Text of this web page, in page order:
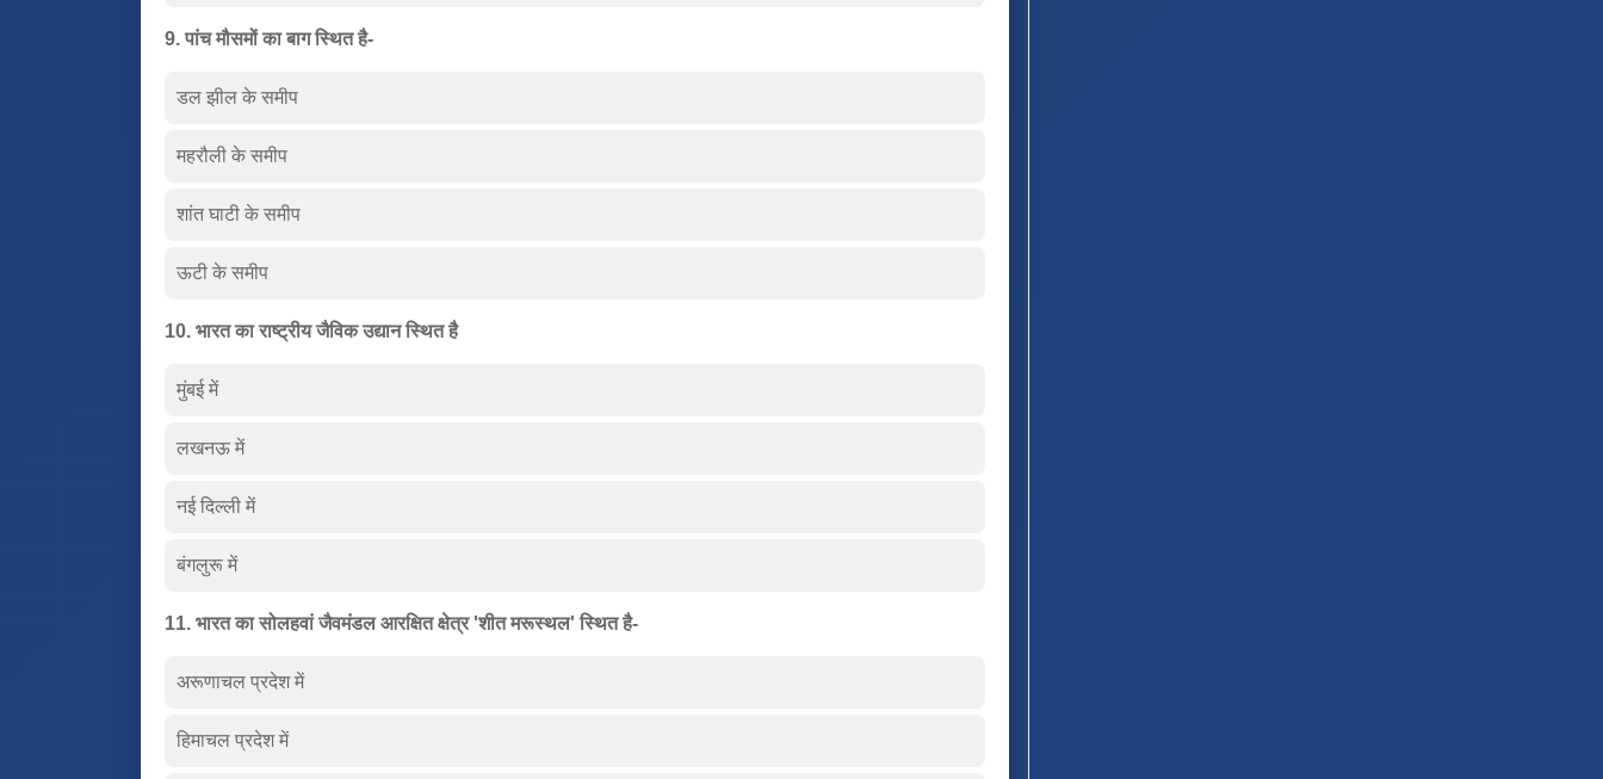
9. पांच मौसमों का बाग स्थित है-
डल झील के समीप
महरौली के समीप
शांत घाटी के समीप
ऊटी के समीप
10. भारत का राष्ट्रीय जैविक उद्यान स्थित है
मुंबई में
लखनऊ में
नई दिल्ली में
बंगलुरू में
11. भारत का सोलहवां जैवमंडल आरक्षित क्षेत्र 'शीत मरूस्थल' स्थित है-
अरूणाचल प्रदेश में
हिमाचल प्रदेश में